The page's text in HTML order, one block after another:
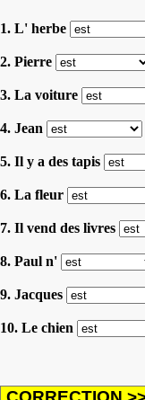
1. L' herbe
2. Pierre
3. La voiture
4. Jean
5. Il y a des tapis
6. La fleur
7. Il vend des livres
8. Paul n'
9. Jacques
10. Le chien